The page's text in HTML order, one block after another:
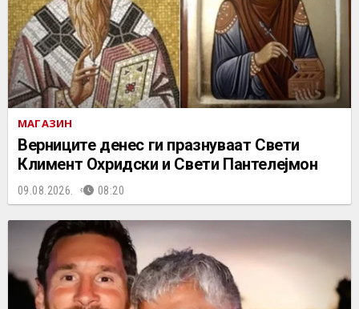
МАГАЗИН
Верниците денес ги празнуваат Свети
Климент Охридски и Свети Пантелејмон
09.08.2026. 08:20